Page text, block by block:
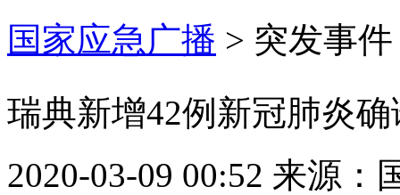
国家应急广播 > 突发事件
瑞典新增42例新冠肺炎
2020-03-09 00:52 来源：